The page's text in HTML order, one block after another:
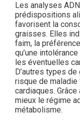
Les analyses
prédispositions
favorisent la
graisses. Elles
faim, la
qu’une
les éventuelles
D’autres types
risque de
cardiaques.
mieux le régime
métabolisme.